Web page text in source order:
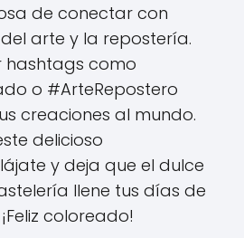
de conectar con
arte y la repostería.
hashtags como
o #ArteRepostero
creaciones al mundo.
delicioso
y deja que el dulce
llene tus días de
coloreado!